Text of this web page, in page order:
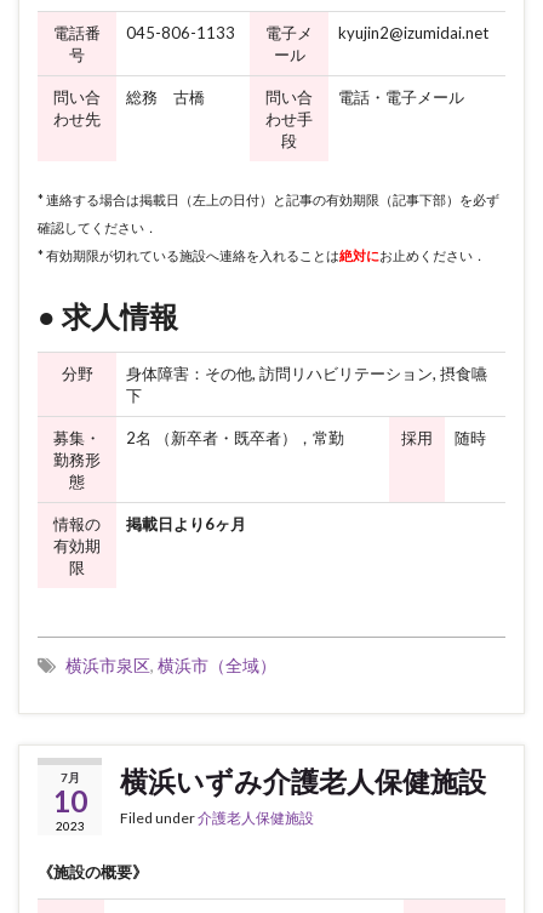
電話番
号
045-806-1133
電子メ
ール
kyujin2@izumidai.net
問い合
わせ先
総務 古橋
問い合
わせ手
段
電話・電子メール
* 連絡する場合は掲載日（左上の日付）と記事の有効期限（記事下部）を必ず
確認してください．
* 有効期限が切れている施設へ連絡を入れることは絶対にお止めください．
● 求人情報
分野
身体障害：その他, 訪問リハビリテーション, 摂食嚥
下
募集・
勤務形
態
2名 （新卒者・既卒者），常勤 採用 随時
情報の
有効期
限
掲載日より6ヶ月
横浜市泉区, 横浜市（全域）
7月
10
2023
横浜いずみ介護老人保健施設
Filed under介護老人保健施設
《施設の概要》